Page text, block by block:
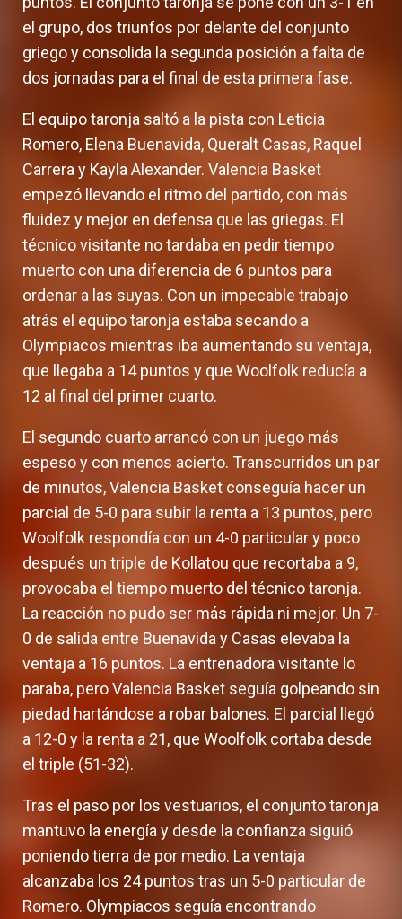
el grupo, dos triunfos por delante del conjunto
griego y consolida la segunda posición a falta de
dos jornadas para el final de esta primera fase.
El equipo taronja saltó a la pista con Leticia
Romero, Elena Buenavida, Queralt Casas, Raquel
Carrera y Kayla Alexander. Valencia Basket
empezó llevando el ritmo del partido, con más
fluidez y mejor en defensa que las griegas. El
técnico visitante no tardaba en pedir tiempo
muerto con una diferencia de 6 puntos para
ordenar a las suyas. Con un impecable trabajo
atrás el equipo taronja estaba secando a
Olympiacos mientras iba aumentando su ventaja,
que llegaba a 14 puntos y que Woolfolk reducía a
12 al final del primer cuarto.
El segundo cuarto arrancó con un juego más
espeso y con menos acierto. Transcurridos un par
de minutos, Valencia Basket conseguía hacer un
parcial de 5-0 para subir la renta a 13 puntos, pero
Woolfolk respondía con un 4-0 particular y poco
después un triple de Kollatou que recortaba a 9,
provocaba el tiempo muerto del técnico taronja.
La reacción no pudo ser más rápida ni mejor. Un 7-
0 de salida entre Buenavida y Casas elevaba la
ventaja a 16 puntos. La entrenadora visitante lo
paraba, pero Valencia Basket seguía golpeando sin
piedad hartándose a robar balones. El parcial llegó
a 12-0 y la renta a 21, que Woolfolk cortaba desde
el triple (51-32).
Tras el paso por los vestuarios, el conjunto taronja
mantuvo la energía y desde la confianza siguió
poniendo tierra de por medio. La ventaja
alcanzaba los 24 puntos tras un 5-0 particular de
Romero. Olympiacos seguía encontrando